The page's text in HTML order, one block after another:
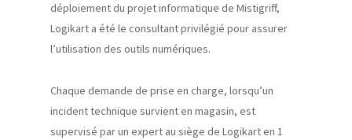
déploiement du projet informatique de Mistigriff,
Logikart a été le consultant privilégié pour assurer
l’utilisation des outils numériques.
Chaque demande de prise en charge, lorsqu’un
incident technique survienten magasin, est
supervisé par un expert au siège de Logikarten 1